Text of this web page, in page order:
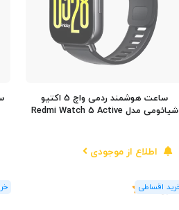
ساعت هوشمند ردمی واچ 5 اکتیو
شیائومی مدل Redmi Watch 5 Active
اطلاع از موجودی
(1رای)
5
(1